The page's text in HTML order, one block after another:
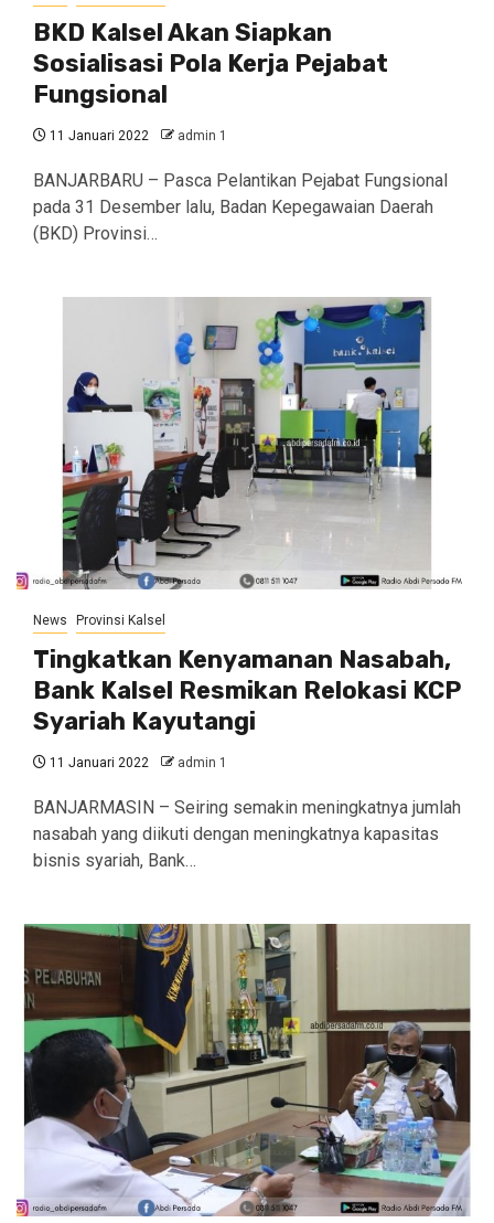
BKD Kalsel Akan Siapkan
Sosialisasi Pola Kerja Pejabat
Fungsional
11 Januari 2022 admin 1
BANJARBARU – Pasca Pelantikan Pejabat Fungsional
pada 31 Desember lalu, Badan Kepegawaian Daerah
(BKD) Provinsi…
News Provinsi Kalsel
Tingkatkan Kenyamanan Nasabah,
Bank Kalsel Resmikan Relokasi KCP
Syariah Kayutangi
11 Januari 2022 admin 1
BANJARMASIN – Seiring semakin meningkatnya jumlah
nasabah yang diikuti dengan meningkatnya kapasitas
bisnis syariah, Bank…